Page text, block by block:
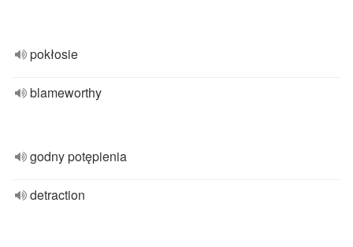
pokłosie
blameworthy
godny potępienia
detraction